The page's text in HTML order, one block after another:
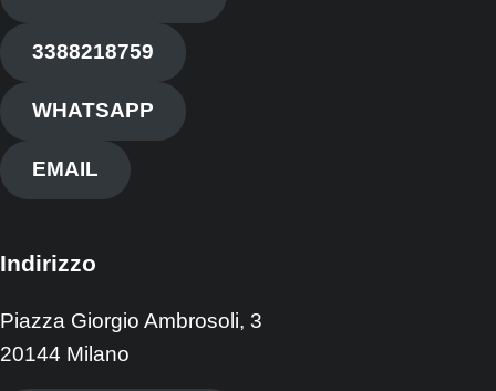
3388218759
WHATSAPP
EMAIL
Indirizzo
Piazza Giorgio Ambrosoli, 3
20144 Milano